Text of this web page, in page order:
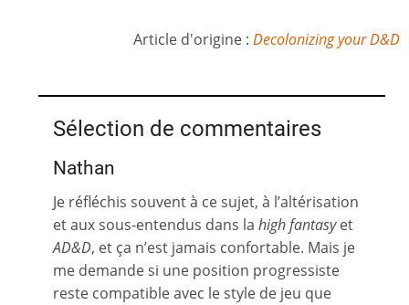
Article d'origine : Decolonizing your D&D
Sélection de commentaires
Nathan
Je réfléchis souvent à ce sujet, à l’altérisation
et aux sous-entendus dans la high fantasyet
AD&D, et ça n’est jamais confortable. Mais je
me demande si une position progressiste
reste compatible avec le style de jeu que